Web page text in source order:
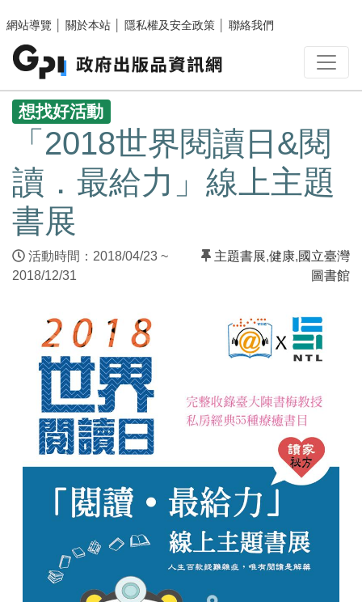
網站導覽
關於本站 隱私權及安全政策 聯絡我們
:::
想找好活動
「2018世界閱讀日&閱
讀．最給力」線上主題
書展
活動時間：2018/04/23 ~
2018/12/31
主題書展,健康,國立臺灣
圖書館